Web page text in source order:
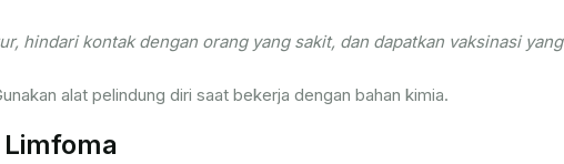
hindari kontak dengan orang yang sakit, dan dapatkan vaksinasi yang
alat pelindung diri saat bekerja dengan bahan kimia.